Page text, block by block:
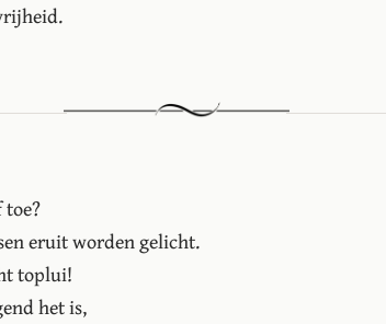
eruit worden gelicht.
toplui!
het is,